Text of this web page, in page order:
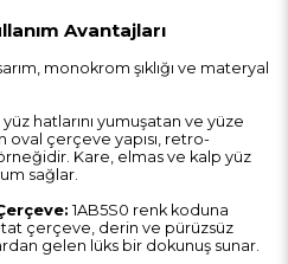
Avantajları
monokrom şıklığı ve materyal
hatlarını yumuşatan ve yüze
çerçeve yapısı, retro-
Kare, elmas ve kalp yüz
sağlar.
1AB5S0 renk koduna
çerçeve, derin ve pürüzsüz
gelen lüks bir dokunuş sunar.